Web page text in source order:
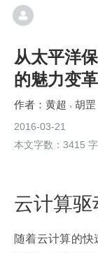
从太平洋
的魅力变革
黄超 胡罡
2016-03-21
本文字数：3415 字
云计算
随着云计算的